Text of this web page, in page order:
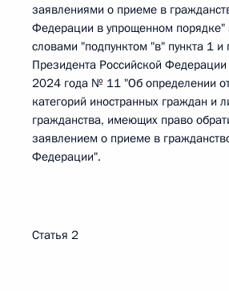
заявлениями о приеме в
Федерации в упрощенном порядке"
словами "подпунктом "в" пункта 1 и
Президента Российской
2024 года № 11 "Об определении
категорий иностранных граждан и
гражданства, имеющих право
заявлением о приеме в
Федерации".
Статья 2